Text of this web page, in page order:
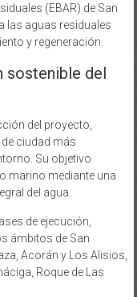
(EBAR) de San
las aguas residuales
y regeneración.
sostenible del
del proyecto,
ciudad más
Su objetivo
marino mediante una
del agua.
de ejecución,
ámbitos de San
Acorán y Los Alisios,
Roque de Las